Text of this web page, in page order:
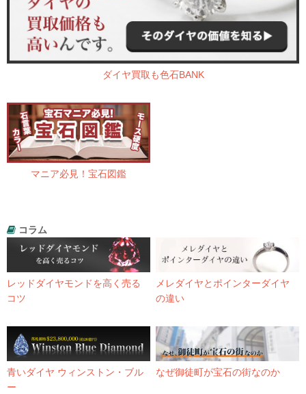
ダイヤ買取も色石BANK
マニア必見！宝石図鑑
コラム
レッドダイヤモンドを高く売る
コツ
メレダイヤとポインターダイヤ
の違い
青いダイヤ ウィンストン・ブル
ー
なぜ御徒町が宝石の街なのか